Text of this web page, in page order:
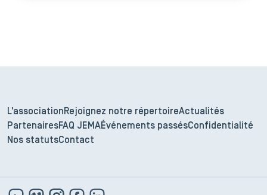
L'association Rejoignez notre répertoireActualités
PartenairesFAQ JEMAÉvénements passésConfidentialité
Nos statutsContact